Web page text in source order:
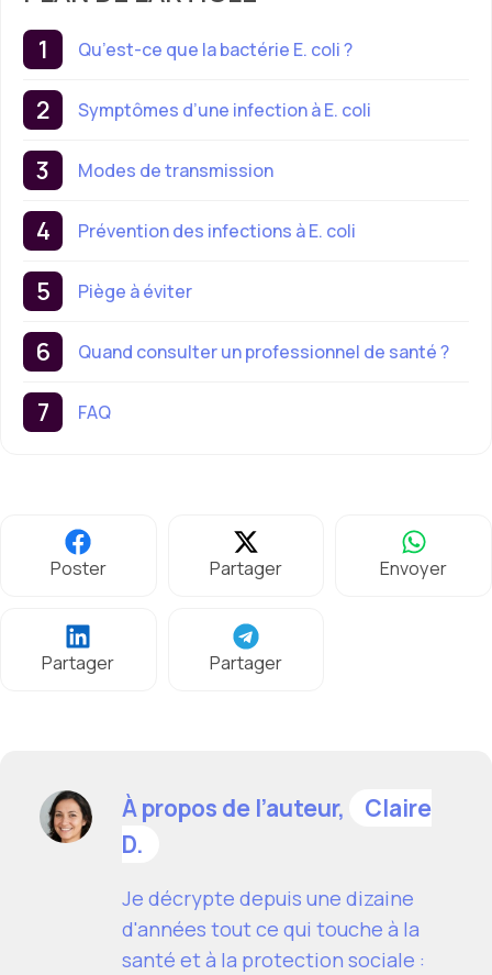
Qu’est-ce que la bactérie E. coli ?
Symptômes d’une infection à E. coli
Modes de transmission
Prévention des infections à E. coli
Piège à éviter
Quand consulter un professionnel de santé ?
FAQ
Poster Partager Envoyer
Partager Partager
À propos de l’auteur,
Claire
D.
Je décrypte depuis une dizaine
d'années tout ce qui touche à la
santé et à la protection sociale :